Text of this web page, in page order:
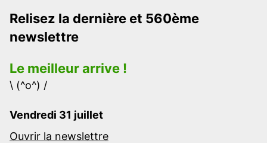
Relisez la dernière et 560ème
newslettre
Le meilleur arrive !
\ (^o^) /
Vendredi 31 juillet
Ouvrir la newslettre